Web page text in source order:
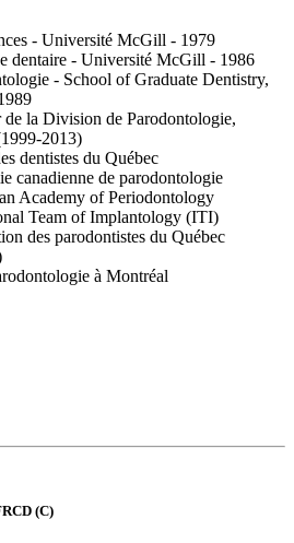
- Université McGill - 1979
dentaire - Université McGill - 1986
- School of Graduate Dentistry,
de la Division de Parodontologie,
2013)
dentistes du Québec
canadienne de parodontologie
Academy of Periodontology
Team of Implantology (ITI)
des parodontistes du Québec
à Montréal
(C)